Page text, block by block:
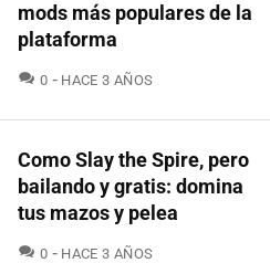
mods más populares de la
plataforma
0 COMENTARIOS
HACE 3 AÑOS
Como Slay the Spire, pero
bailando y gratis: domina
tus mazos y pelea
0 COMENTARIOS
HACE 3 AÑOS